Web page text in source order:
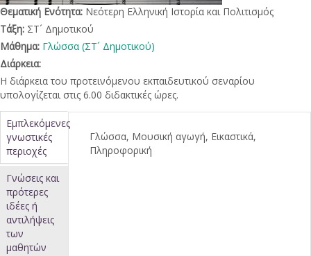
Θεματική Ενότητα: Νεότερη Ελληνική Ιστορία και Πολιτισμός
Τάξη: ΣΤ´ Δημοτικού
Μάθημα: Γλώσσα (ΣΤ´ Δημοτικού)
Διάρκεια:
Η διάρκεια του προτεινόμενου εκπαιδευτικού σεναρίου
υπολογίζεται στις 6.00 διδακτικές ώρες.
Κατακόρυφες
καρτέλες
Εμπλεκόμενες
γνωστικές
περιοχές
(ενεργή
καρτέλα)
Γνώσεις και
πρότερες
ιδέες ή
αντιλήψεις
των
μαθητών
Γλώσσα, Μουσική αγωγή, Εικαστικά,
Πληροφορική